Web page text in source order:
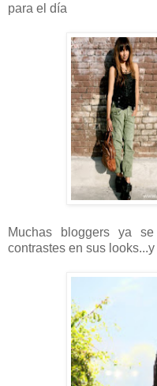
para el día
Muchas bloggers ya
contrastes en sus looks...y